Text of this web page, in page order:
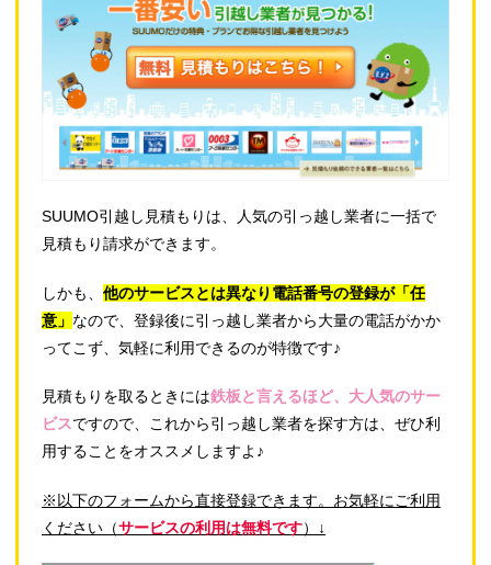
SUUMO引越し見積もりは、人気の引っ越し業者に一括で
見積もり請求ができます。
しかも、 他のサービスとは異なり電話番号の登録が「任
意」 なので、登録後に引っ越し業者から大量の電話がかか
ってこず、気軽に利用できるのが特徴です♪
見積もりを取るときには鉄板と言えるほど、大人気のサー
ビスですので、これから引っ越し業者を探す方は、ぜひ利
用することをオススメしますよ♪
※以下のフォームから直接登録できます。お気軽にご利用
ください（サービスの利用は無料です）↓